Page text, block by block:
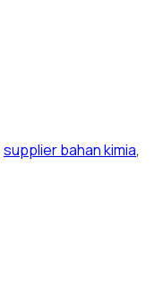
supplier bahan kimia,